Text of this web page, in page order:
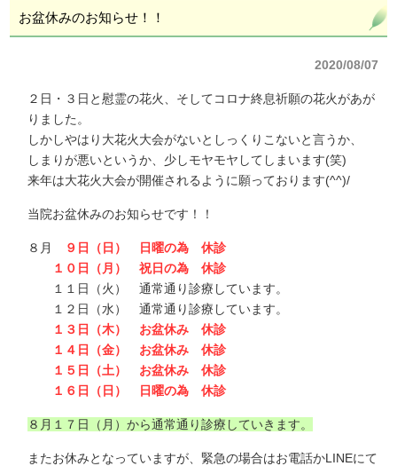
お盆休みのお知らせ！！
2020/08/07
２日・３日と慰霊の花火、そしてコロナ終息祈願の花火があが
りました。
しかしやはり大花火大会がないとしっくりこないと言うか、
しまりが悪いというか、少しモヤモヤしてしまいます(笑)
来年は大花火大会が開催されるように願っております(^^)/
当院お盆休みのお知らせです！！
８月
９日（日） 日曜の為 休診
１０日（月） 祝日の為 休診
１１日（火） 通常通り診療しています。
１２日（水） 通常通り診療しています。
１３日（木） お盆休み 休診
１４日（金） お盆休み 休診
１５日（土） お盆休み 休診
１６日（日） 日曜の為 休診
８月１７日（月）から通常通り診療していきます。
またお休みとなっていますが、緊急の場合はお電話かLINEにて